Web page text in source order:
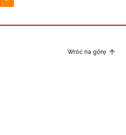
Wróć na górę